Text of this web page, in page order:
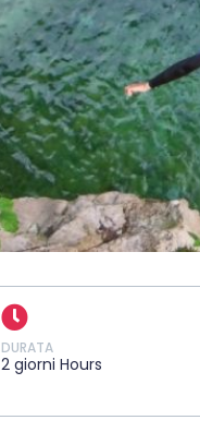
DURATA
2 giorni Hours